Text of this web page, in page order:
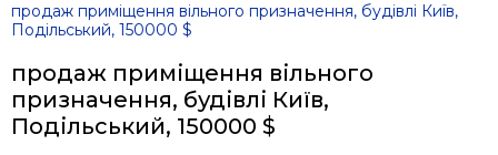
продаж приміщення вільного призначення, будівлі Київ,
Подільський, 150000 $
продаж приміщення вільного
призначення, будівлі Київ,
Подільський, 150000 $